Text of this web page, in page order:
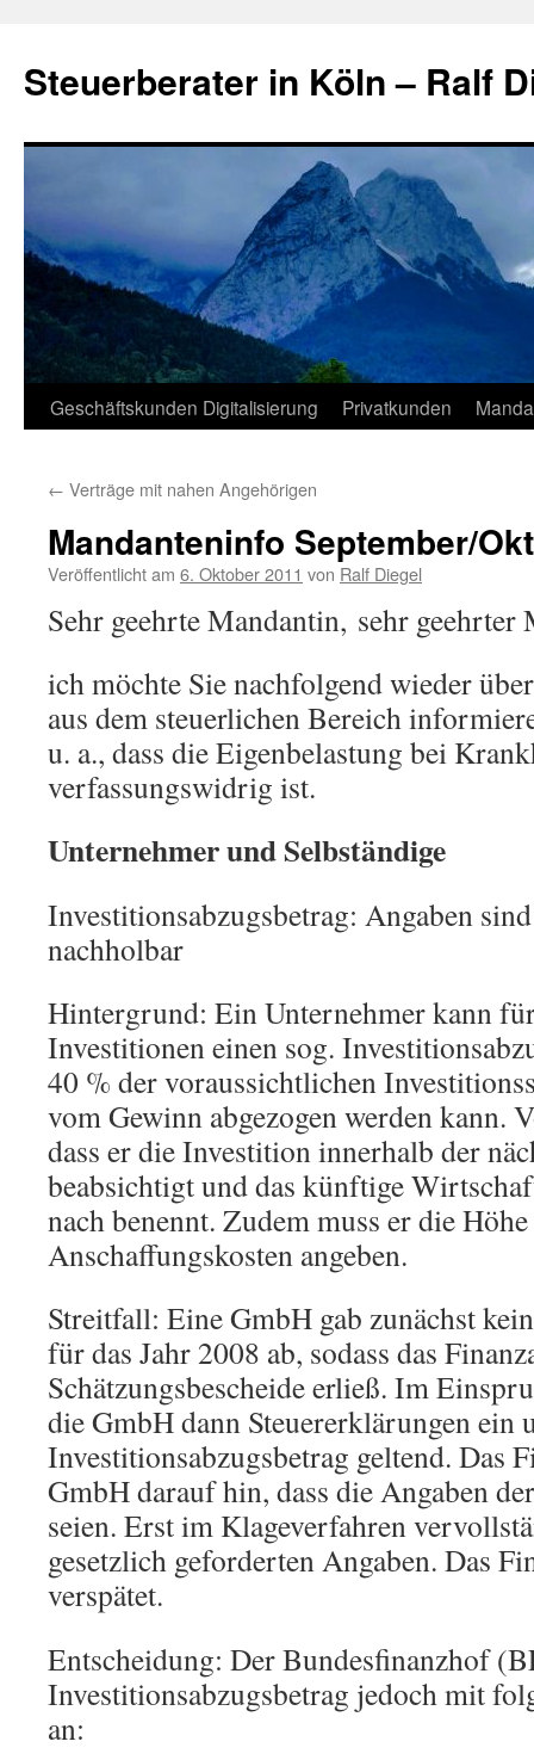
springen
Steuerberater in Köln – Ralf
Geschäftskunden Digitalisierung Privatkunden
← Verträge mit nahen Angehörigen
Mandanteninfo September/
Veröffentlicht am 6. Oktober 2011 von Ralf Diegel
Sehr geehrte Mandantin, sehr geehrter
ich möchte Sie nachfolgend wieder
aus dem steuerlichen Bereich
u. a., dass die Eigenbelastung bei
verfassungswidrig ist.
Unternehmer und Selbständige
Investitionsabzugsbetrag: Angaben
nachholbar
Hintergrund: Ein Unternehmer kann
Investitionen einen sog.
40 % der voraussichtlichen
vom Gewinn abgezogen werden kann.
dass er die Investition innerhalb der
beabsichtigt und das künftige
nach benennt. Zudem muss er die
Anschaffungskosten angeben.
Streitfall: Eine GmbH gab zunächst
für das Jahr 2008 ab, sodass das
Schätzungsbescheide erließ. Im
die GmbH dann Steuererklärungen ein
Investitionsabzugsbetrag geltend. Das
GmbH darauf hin, dass die Angaben
seien. Erst im Klageverfahren
gesetzlich geforderten Angaben. Das
verspätet.
Entscheidung: Der Bundesfinanzhof
Investitionsabzugsbetrag jedoch mit
an: